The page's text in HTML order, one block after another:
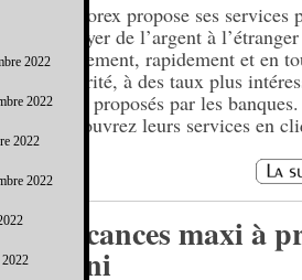
USForex propose ses services
envoyer de l’argent à l’étranger
facilement, rapidement et en
sécurité, à des taux plus
ceux proposés par les banques.
Découvrez leurs services en
Vacances maxi à
mini
2022
2022
2022
2022